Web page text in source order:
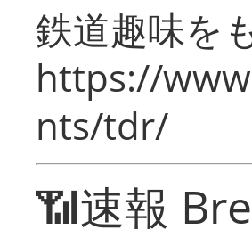
鉄道趣味を
https://
nts/tdr/
📶速報